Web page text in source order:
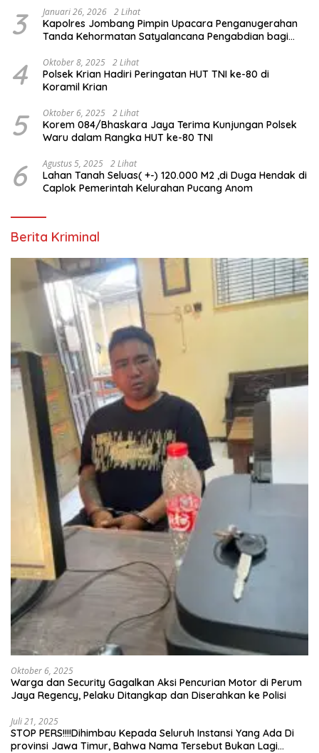
3 Januari 26, 2026 2 Lihat
Kapolres Jombang Pimpin Upacara Penganugerahan
Tanda Kehormatan Satyalancana Pengabdian bagi
4 Oktober 8, 2025 2 Lihat
Polsek Krian Hadiri Peringatan HUT TNI ke-80 di
Koramil Krian
5 Oktober 6, 2025 2 Lihat
Korem 084/Bhaskara Jaya Terima Kunjungan Polsek
6 Agustus 5, 2025 2 Lihat
Lahan Tanah Seluas( +-) 120.000 M2 ,di Duga Hendak di
Caplok Pemerintah Kelurahan Pucang Anom
Berita Kriminal
Oktober 6, 2025
Warga dan Security Gagalkan Aksi Pencurian Motor di Perum
Jaya Regency, Pelaku Ditangkap dan Diserahkan ke Polisi
Juli 21, 2025
STOP PERS!!!!Dihimbau Kepada Seluruh Instansi Yang Ada Di
provinsi Jawa Timur, Bahwa Nama Tersebut Bukan Lagi